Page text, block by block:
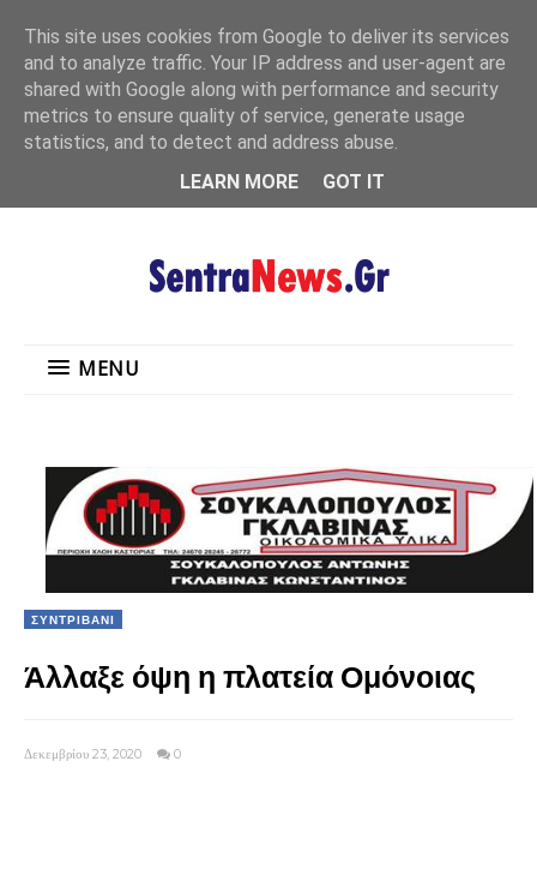
MENU
MENU
ΣΥΝΤΡΙΒΑΝΙ
Άλλαξε όψη η πλατεία Ομόνοιας
Δεκεμβρίου 23, 2020 0
This site uses cookies from Google to deliver its services
and to analyze traffic. Your IP address and user-agent are
shared with Google along with performance and security
metrics to ensure quality of service, generate usage
statistics, and to detect and address abuse.
LEARN MORE
GOT IT